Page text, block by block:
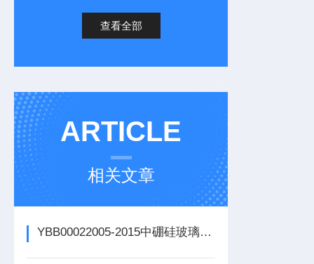
查看全部
ARTICLE
相关文章
YBB00022005-2015中硼硅玻璃输液瓶 玻璃颗粒制备及三氧化二硼